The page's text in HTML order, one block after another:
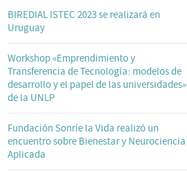
BIREDIAL ISTEC 2023 se realizará en
Uruguay
Workshop «Emprendimiento y
Transferencia de Tecnología: modelos de
desarrollo y el papel de las universidades»
de la UNLP
Fundación Sonríe la Vida realizó un
encuentro sobre Bienestar y Neurociencia
Aplicada